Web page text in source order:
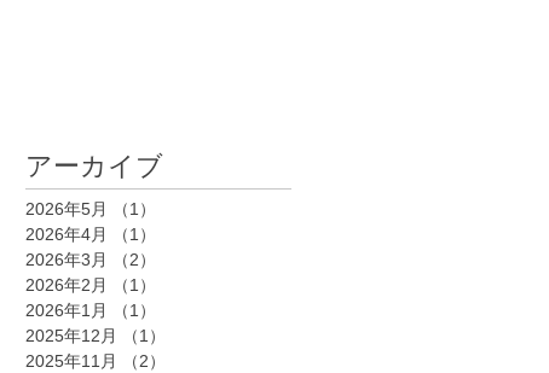
アーカイブ
2026年5月 （1）
2026年4月
（1）
2026年3月
（2）
2026年2月
（1）
2026年1月
（1）
2025年12月
（1）
2025年11月
（2）